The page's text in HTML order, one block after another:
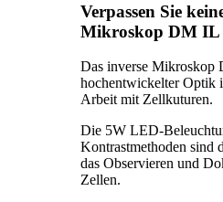
Verpassen Sie
Mikroskop DM IL
Das inverse
hochentwickelter Optik
Arbeit mit Zellkuturen.
Die 5W LED-
Kontrastmethoden sind
das Observieren und
Zellen.